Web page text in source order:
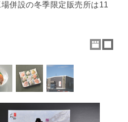
併設の冬季限定販売所は11